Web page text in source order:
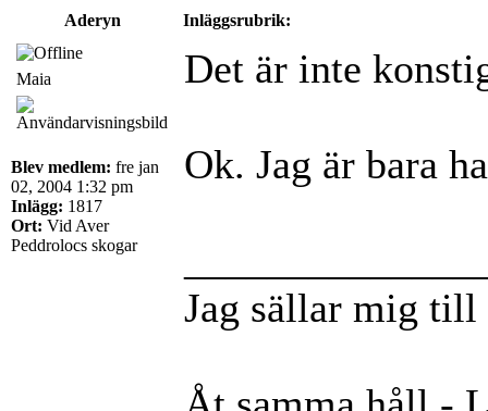
Aderyn
Inläggsrubrik:
Maia
Blev medlem: fre jan
02, 2004 1:32 pm
Inlägg: 1817
Ort: Vid Aver
Peddrolocs skogar
Det är inte
Ok. Jag är bara
Jag sällar mig till